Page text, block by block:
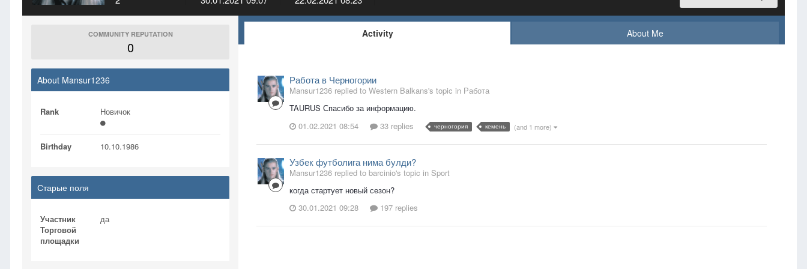
COMMUNITY REPUTATION
0
About Mansur1236
Rank Новичок
Birthday 10.10.1986
Старые поля
Участник
Торговой
площадки
да
Activity About Me
Работа в Черногории
Mansur1236 replied to Western Balkans's topic in Работа
TAURUS Спасибо за информацию.
01.02.2021 08:54
33 replies черногория кемень (and 1 more)
Узбек футболига нима булди?
Mansur1236 replied to barcinio's topic in Sport
когда стартует новый сезон?
30.01.2021 09:28
197 replies